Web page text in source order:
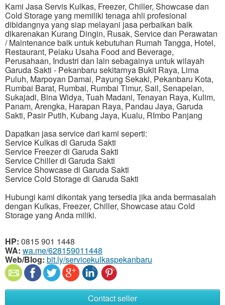
Kami Jasa Servis Kulkas, Freezer, Chiller, Showcase dan
Cold Storage yang memiliki tenaga ahli profesional
dibidangnya yang siap melayani jasa perbaikan baik
dikarenakan Kurang Dingin, Rusak, Service dan Perawatan
/ Maintenance baik untuk kebutuhan Rumah Tangga, Hotel,
Restaurant, Pelaku Usaha Food and Beverage,
Perusahaan, Industri dan lain sebagainya untuk wilayah
Garuda Sakti - Pekanbaru sekitarnya Bukit Raya, Lima
Puluh, Marpoyan Damai, Payung Sekaki, Pekanbaru Kota,
Rumbai Barat, Rumbai, Rumbai Timur, Sail, Senapelan,
Sukajadi, Bina Widya, Tuah Madani, Tenayan Raya, Kulim,
Panam, Arengka, Harapan Raya, Pandau Jaya, Garuda
Sakti, Pasir Putih, Kubang Jaya, Kualu, RImbo Panjang
Dapatkan jasa service dari kami seperti:
Service Kulkas di Garuda Sakti
Service Freezer di Garuda Sakti
Service Chiller di Garuda Sakti
Service Showcase di Garuda Sakti
Service Cold Storage di Garuda Sakti
Hubungi kami dikontak yang tersedia jika anda bermasalah
dengan Kulkas, Freezer, Chiller, Showcase atau Cold
Storage yang Anda miliki.
HP: 0815 901 1448
WA: wa.me/628159011448
Web/Blog: bit.ly/servicekulkaspekanbaru
Contact seller